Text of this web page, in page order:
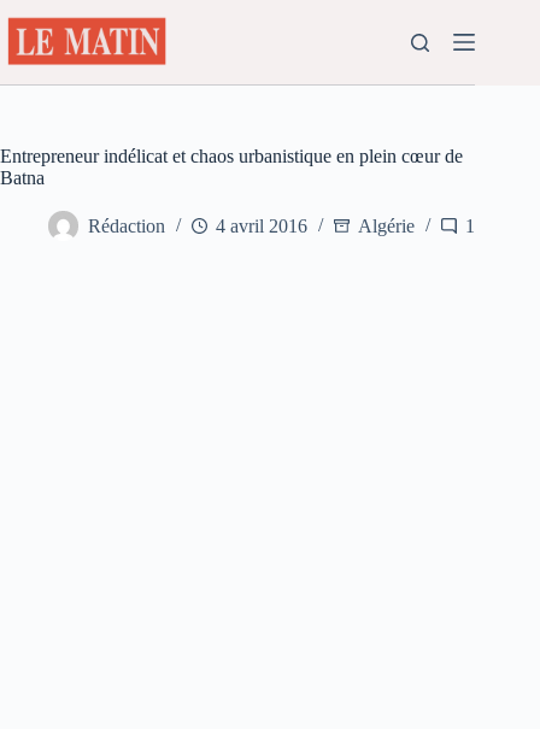
au
contenu
Entrepreneur indélicat et chaos urbanistique en plein cœur de
Batna
Rédaction 4 avril 2016 Algérie 1